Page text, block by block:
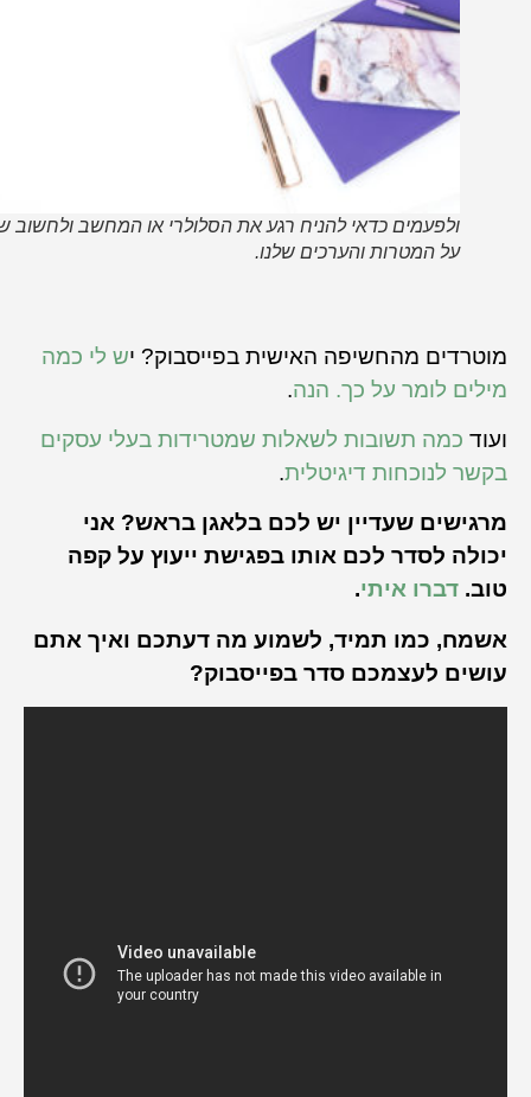
ולפעמים כדאי להניח רגע את הסלולרי או המחשב ולחשוב שוב
על המטרות והערכים שלנו.
מוטרדים מהחשיפה האישית בפייסבוק? יש לי כמה
מילים לומר על כך. הנה.
ועודכמה תשובות לשאלות שמטרידות בעלי עסקים
בקשר לנוכחות דיגיטלית.
מרגישים שעדיין יש לכם בלאגן בראש? אני
יכולה לסדר לכם אותו בפגישת ייעוץ על קפה
טוב.דברו איתי.
אשמח, כמו תמיד, לשמוע מה דעתכם ואיך אתם
עושים לעצמכם סדר בפייסבוק?